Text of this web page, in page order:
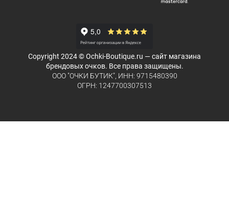
Copyright 2024 © Ochki-Boutique.ru — сайт магазина
брендовых очков. Все права защищены.
ООО "ОЧКИ БУТИК", ИНН: 9715480390
ОГРН: 1247700307513